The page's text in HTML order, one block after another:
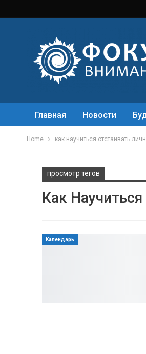
Главная Новости
Home как научиться отстаивать
просмотр тегов
Как
Календарь